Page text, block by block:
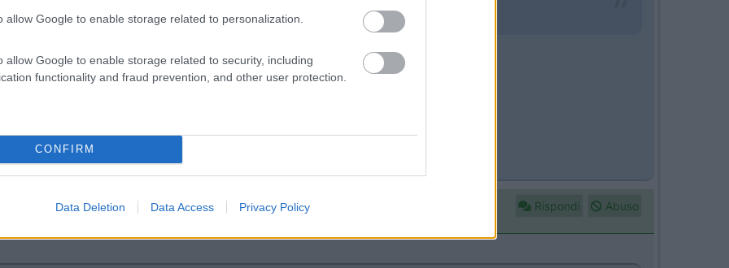
allow Google to enable storage related to personalization.
allow Google to enable storage related to security, including
functionality and fraud prevention, and other user protection.
CONFIRM
Data Deletion Data Access Privacy Policy
bisogna vedere cosa, allora si potrebbe inserire corpo farfallato. Ciao Gianfranco
consigli.
la spia ambra di avaria motore.
?
argomentare con il meccanico.
Rispondi Abuso